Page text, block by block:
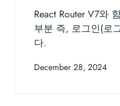
React Router V7와
부분 즉, 로그인(로
다.
December 28, 2024